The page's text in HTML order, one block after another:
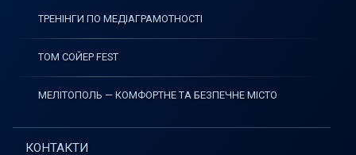
ТРЕНІНГИ ПО МЕДІАГРАМОТНОСТІ
ТОМ СОЙЕР FEST
МЕЛІТОПОЛЬ — КОМФОРТНЕ ТА БЕЗПЕЧНЕ МІСТО
КОНТАКТИ